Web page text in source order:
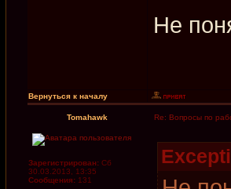
Не
Вернуться к началу
Tomahawk Re: Вопросы по
Зарегистрирован: Сб
30.03.2013, 13:35
Сообщения: 131